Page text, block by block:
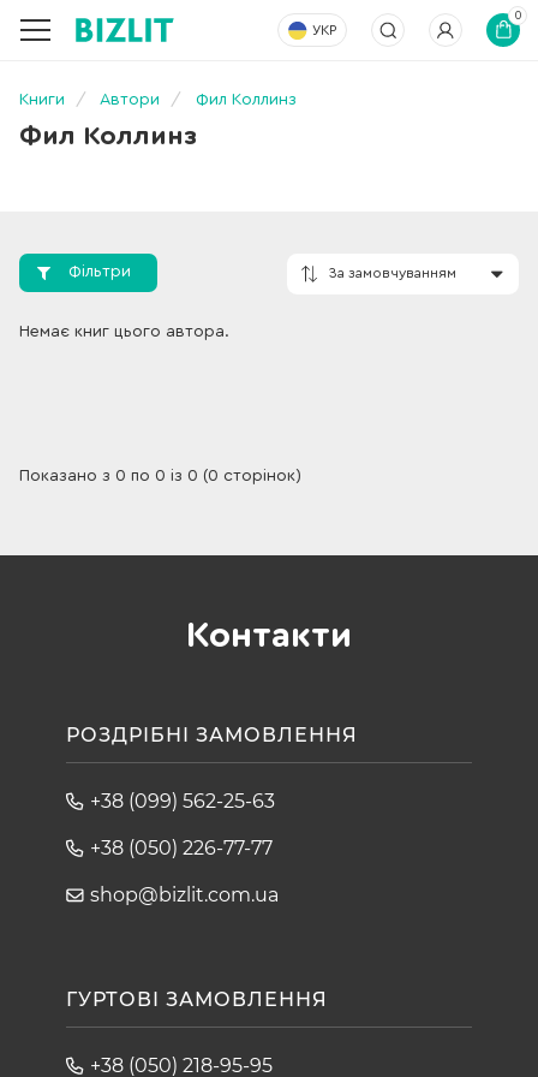
УКР
0
Книги Автори Фил Коллинз
Фил Коллинз
Фільтри
Немає книг цього автора.
Показано з 0 по 0 із 0 (0 сторінок)
Контакти
РОЗДРІБНІ ЗАМОВЛЕННЯ
+38 (099) 562-25-63
+38 (050) 226-77-77
shop@bizlit.com.ua
ГУРТОВІ ЗАМОВЛЕННЯ
+38 (050) 218-95-95